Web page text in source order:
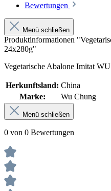
Bewertungen
Menü schließen
Produktinformationen
24x280g"
Vegetarische Abalone Imitat
Herkunftsland: China
Marke:
Wu Chung
Menü schließen
0 von 0 Bewertungen